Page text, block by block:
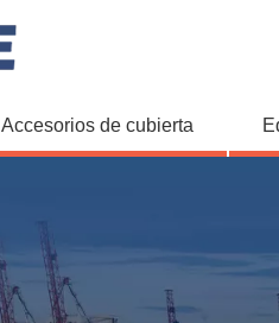
Accesorios de cubierta